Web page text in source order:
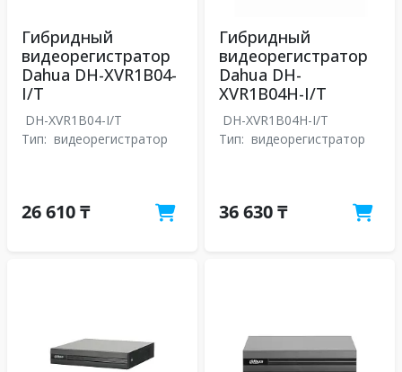
Гибридный
видеорегистратор
Dahua DH-XVR1B04-
I/T
DH-XVR1B04-I/T
Тип: видеорегистратор
26 610 ₸
Гибридный
видеорегистратор
Dahua DH-
XVR1B04H-I/T
DH-XVR1B04H-I/T
Тип: видеорегистратор
36 630 ₸